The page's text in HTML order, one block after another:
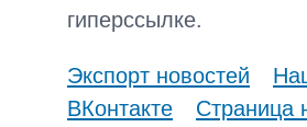
гиперссылке.
Экспорт новостей
ВКонтакте
Страница